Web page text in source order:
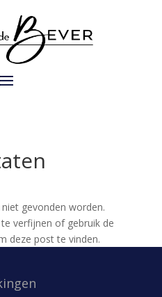
gevonden worden.
verfijnen of gebruik de
deze post te vinden.